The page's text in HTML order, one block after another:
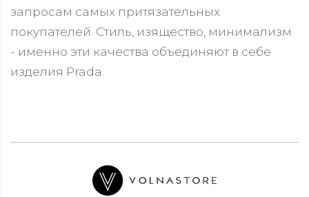
запросам самых притязательных
покупателей. Стиль, изящество, минимализм
- именно эти качества объединяют в себе
изделия Prada.